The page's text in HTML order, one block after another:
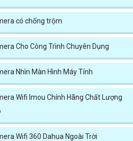
có chống trộm
Cho Công Trình Chuyên Dụng
Nhìn Màn Hình Máy Tính
Wifi Imou Chính Hãng Chất Lượng
Wifi 360 Dahua Ngoài Trời